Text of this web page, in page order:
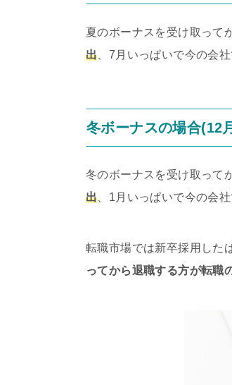
夏のボーナスを受け取って
出 、7月いっぱいで今の会
冬ボーナスの場合(12
冬のボーナスを受け取って
出 、1月いっぱいで今の会
転職市場では新卒採用した
ってから退職する方が転職